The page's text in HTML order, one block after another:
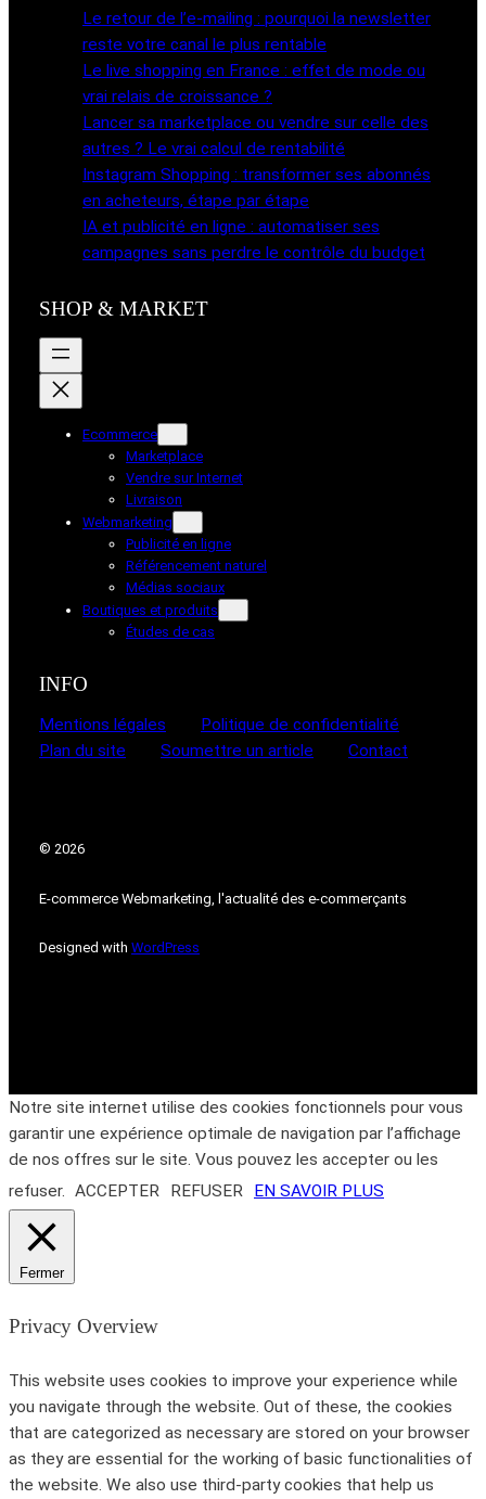
r
e
s
r
g
r
a
o
o
k
Le retour de l’e-mailing : pourquoi la newsletter
reste votre canal le plus rentable
Le live shopping en France : effet de mode ou
vrai relais de croissance ?
Lancer sa marketplace ou vendre sur celle des
autres ? Le vrai calcul de rentabilité
Instagram Shopping : transformer ses abonnés
en acheteurs, étape par étape
IA et publicité en ligne : automatiser ses
campagnes sans perdre le contrôle du budget
SHOP & MARKET
Ecommerce
Marketplace
Vendre sur Internet
Livraison
Webmarketing
Publicité en ligne
Référencement naturel
Médias sociaux
Boutiques et produits
Études de cas
INFO
Mentions légales
Politique de confidentialité
Plan du site
Soumettre un article Contact
© 2026
E-commerce Webmarketing, l'actualité des e-commerçants
Designed with WordPress
Notre site internet utilise des cookies fonctionnels pour vous
garantir une expérience optimale de navigation par l’affichage
de nos offres sur le site. Vous pouvez les accepter ou les
refuser. ACCEPTER REFUSER EN SAVOIR PLUS
Fermer
Privacy Overview
This website uses cookies to improve your experience while
you navigate through the website. Out of these, the cookies
that are categorized as necessary are stored on your browser
as they are essential for the working of basic functionalities of
the website. We also use third-party cookies that help us